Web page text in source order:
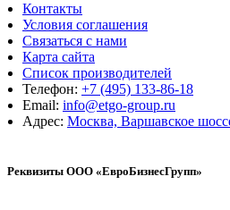
Контакты
Условия соглашения
Связаться с нами
Карта сайта
Список производителей
Телефон: +7 (495) 133-86-18
Email: info@etgo-group.ru
Адрес: Москва, Варшавское
Реквизиты ООО «ЕвроБизнесГрупп»